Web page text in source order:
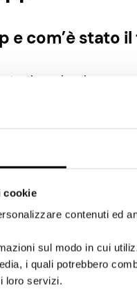
cookie
contenuti ed
sul modo in cui
i quali potrebbero
loro servizi.
e com’è stato
primo incasso.
di guadagno
a un
i
così bene, ed è